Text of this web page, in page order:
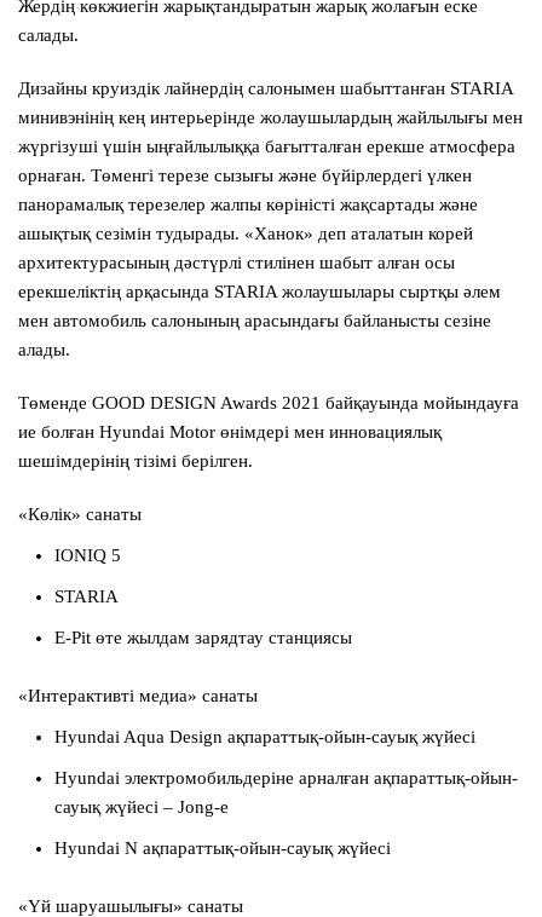
Жердің көкжиегін жарықтандыратын жарық жолағын еске
салады.
Дизайны круиздік лайнердің салонымен шабыттанған STARIA
минивэнінің кең интерьерінде жолаушылардың жайлылығы мен
жүргізуші үшін ыңғайлылыққа бағытталған ерекше атмосфера
орнаған. Төменгі терезе сызығы және бүйірлердегі үлкен
панорамалық терезелер жалпы көріністі жақсартады және
ашықтық сезімін тудырады. «Ханок» деп аталатын корей
архитектурасының дәстүрлі стилінен шабыт алған осы
ерекшеліктің арқасында STARIA жолаушылары сыртқы әлем
мен автомобиль салонының арасындағы байланысты сезіне
алады.
Төменде GOOD DESIGN Awards 2021 байқауында мойындауға
ие болған Hyundai Motor өнімдері мен инновациялық
шешімдерінің тізімі берілген.
«Көлік» санаты
IONIQ 5
STARIA
E-Pit өте жылдам зарядтау станциясы
«Интерактивті медиа» санаты
Hyundai Aqua Design ақпараттық-ойын-сауық жүйесі
Hyundai электромобильдеріне арналған ақпараттық-ойын-
сауық жүйесі – Jong-e
Hyundai N ақпараттық-ойын-сауық жүйесі
«Үй шаруашылығы» санаты